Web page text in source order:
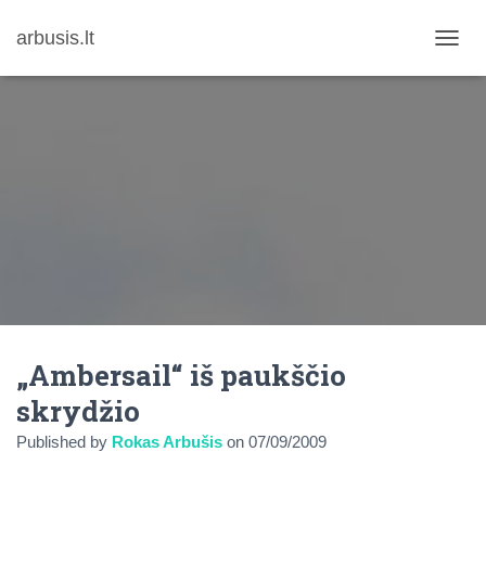
arbusis.lt
O
I
„Ambersail“ iš paukščio
skrydžio
Published by Rokas Arbušis on 07/09/2009